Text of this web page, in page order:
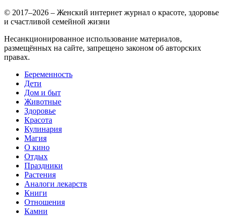
© 2017–2026 – Женский интернет журнал о красоте, здоровье
и счастливой семейной жизни
Несанкционированное использование материалов,
размещённых на сайте, запрещено законом об авторских
правах.
Беременность
Дети
Дом и быт
Животные
Здоровье
Красота
Кулинария
Магия
О кино
Отдых
Праздники
Растения
Аналоги лекарств
Книги
Отношения
Камни